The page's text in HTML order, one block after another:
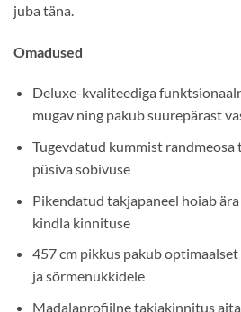
juba täna.
Omadused
Deluxe-kvaliteediga
mugav ning pakub suurepärast
Tugevdatud kummist randmeosa
püsiva sobivuse
Pikendatud takjapaneel hoiab
kindla kinnituse
457 cm pikkus pakub
ja sõrmenukkidele
Madalaprofiilne takjakinnitus